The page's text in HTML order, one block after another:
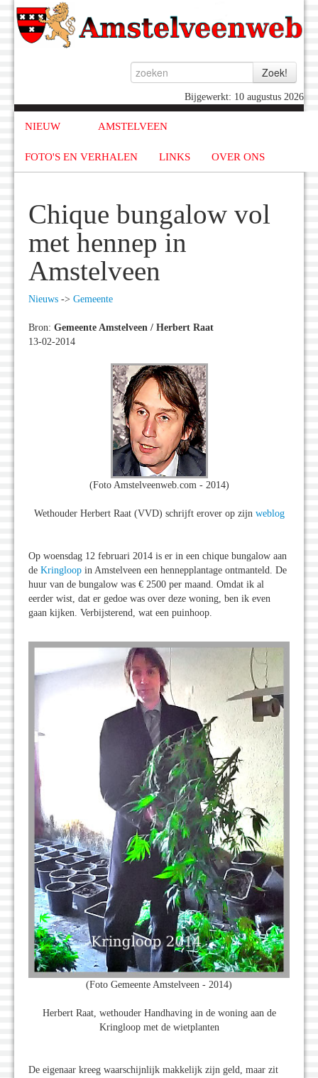
Bijgewerkt: 10 augustus 2026
NIEUW AMSTELVEEN
FOTO'S EN VERHALEN LINKS OVER ONS
Chique bungalow vol
met hennep in
Amstelveen
Nieuws -> Gemeente
Bron: Gemeente Amstelveen / Herbert Raat
13-02-2014
(Foto Amstelveenweb.com - 2014)
Wethouder Herbert Raat (VVD) schrijft erover op zijn weblog
Op woensdag 12 februari 2014 is er in een chique bungalow aan
de Kringloop in Amstelveen een hennepplantage ontmanteld. De
huur van de bungalow was € 2500 per maand. Omdat ik al
eerder wist, dat er gedoe was over deze woning, ben ik even
gaan kijken. Verbijsterend, wat een puinhoop.
(Foto Gemeente Amstelveen - 2014)
Herbert Raat, wethouder Handhaving in de woning aan de
Kringloop met de wietplanten
De eigenaar kreeg waarschijnlijk makkelijk zijn geld, maar zit